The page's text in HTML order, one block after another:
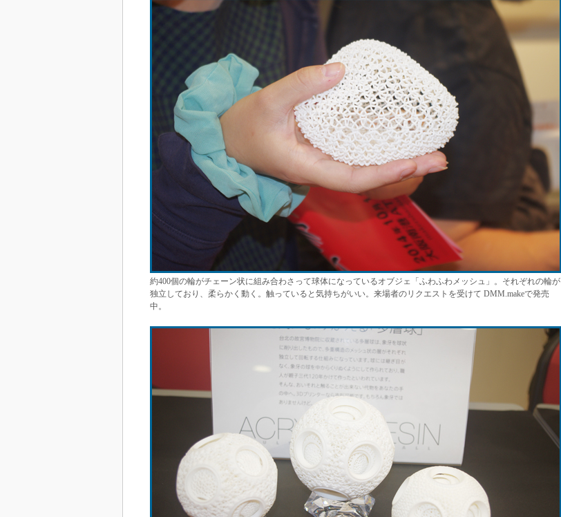
約400個の輪がチェーン状に組み合わさって球体になっているオブジェ「ふわふわメッシュ」。それぞれの輪が
独立しており、柔らかく動く。触っていると気持ちがいい。来場者のリクエストを受けて DMM.makeで発売
中。